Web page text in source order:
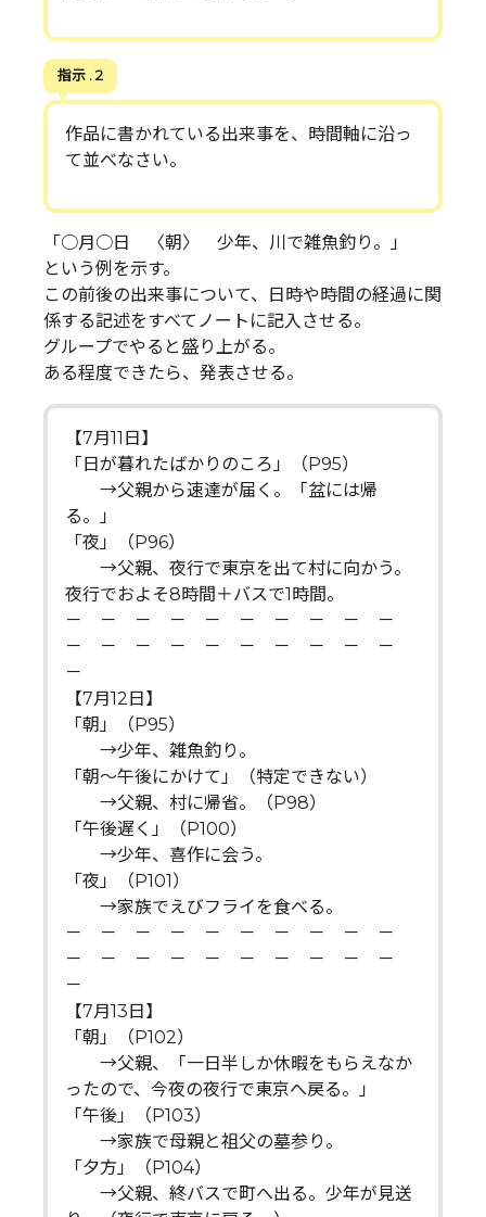
指示 . 2
作品に書かれている出来事を、時間軸に沿っ
て並べなさい。
「○月○日 〈朝〉 少年、川で雑魚釣り。」
という例を示す。
この前後の出来事について、日時や時間の経過に関
係する記述をすべてノートに記入させる。
グループでやると盛り上がる。
ある程度できたら、発表させる。
【7月11日】
「日が暮れたばかりのころ」（P95）
→父親から速達が届く。「盆には帰
る。」
「夜」（P96）
→父親、夜行で東京を出て村に向かう。
夜行でおよそ8時間＋バスで1時間。
－ － － － － － － － － －
－ － － － － － － － － －
－
【7月12日】
「朝」（P95）
→少年、雑魚釣り。
「朝～午後にかけて」（特定できない）
→父親、村に帰省。（P98）
「午後遅く」（P100）
→少年、喜作に会う。
「夜」（P101）
→家族でえびフライを食べる。
－ － － － － － － － － －
－ － － － － － － － － －
－
【7月13日】
「朝」（P102）
→父親、「一日半しか休暇をもらえなか
ったので、今夜の夜行で東京へ戻る。」
「午後」（P103）
→家族で母親と祖父の墓参り。
「夕方」（P104）
→父親、終バスで町へ出る。少年が見送